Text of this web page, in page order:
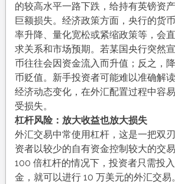
的较高水平一路下跌，给持有英镑资
巨额损失。经济政策方面，央行的货
率升降、量化宽松或紧缩政策等，会
求关系和市场预期。若某国央行突然
币往往会因资金流入而升值；反之，
币贬值。新手投资者可能难以准确解
经济动态变化，在外汇配置过程中容
受损失。
杠杆风险：放大收益也放大损失
外汇交易中常使用杠杆，这是一把双
资者以较少的自有资金控制较大的交
100 倍杠杆的情况下，投资者只需投
金，就可以进行 10 万美元的外汇交易